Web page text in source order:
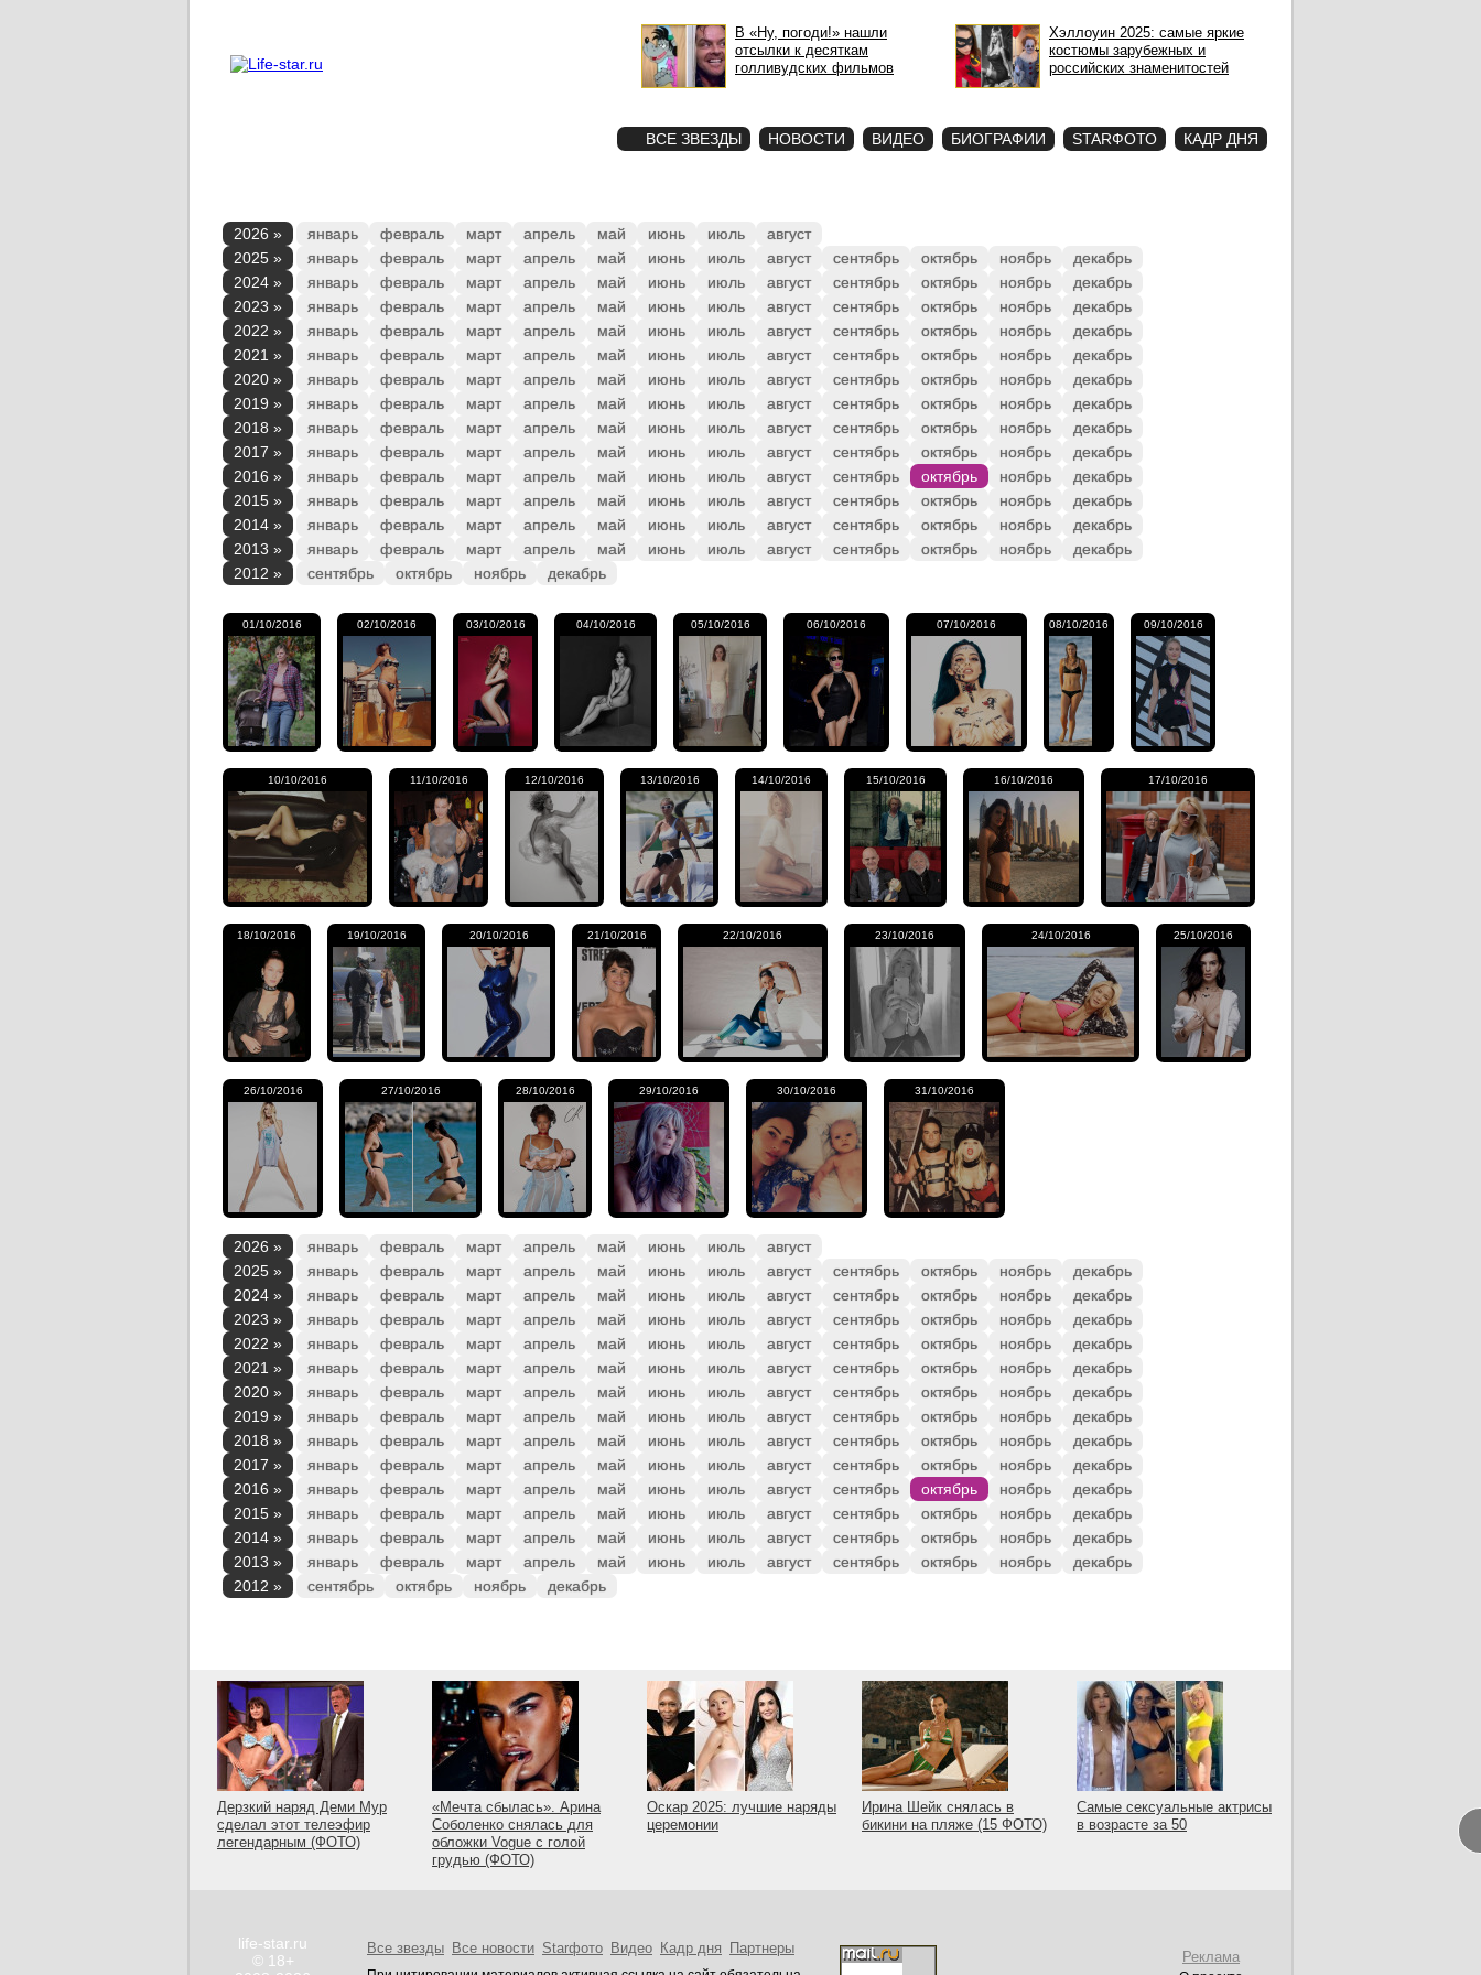
В «Ну, погоди!» нашли
отсылки к десяткам
голливудских фильмов
Хэллоуин 2025: самые яркие
костюмы зарубежных и
российских знаменитостей
ВСЕ ЗВЕЗДЫ НОВОСТИ ВИДЕО БИОГРАФИИ STARФОТО КАДР ДНЯ
2026 » январь февраль март апрель май июнь июль
август
2025 »
январь февраль март апрель май июнь июль август сентябрь октябрь ноябрь
декабрь
2024 »
январь февраль март апрель май июнь июль август сентябрь октябрь ноябрь
декабрь
2023 »
январь февраль март апрель май июнь июль август сентябрь октябрь ноябрь
декабрь
2022 »
январь февраль март апрель май июнь июль август сентябрь октябрь ноябрь
декабрь
2021 »
январь февраль март апрель май июнь июль август сентябрь октябрь ноябрь
декабрь
2020 »
январь февраль март апрель май июнь июль август сентябрь октябрь ноябрь
декабрь
2019 »
январь февраль март апрель май июнь июль август сентябрь октябрь ноябрь
декабрь
2018 »
январь февраль март апрель май июнь июль август сентябрь октябрь ноябрь
декабрь
2017 »
январь февраль март апрель май июнь июль август сентябрь октябрь ноябрь
декабрь
2016 »
январь февраль март апрель май июнь июль август сентябрь октябрь ноябрь
декабрь
2015 »
январь февраль март апрель май июнь июль август сентябрь октябрь ноябрь
декабрь
2014 »
январь февраль март апрель май июнь июль август сентябрь октябрь ноябрь
декабрь
2013 »
январь февраль март апрель май июнь июль август сентябрь октябрь ноябрь
декабрь
2012 »
сентябрь октябрь ноябрь декабрь
01/10/2016 02/10/2016 03/10/2016 04/10/2016 05/10/2016 06/10/2016 07/10/2016 08/10/2016 09/10/2016
10/10/2016 11/10/2016 12/10/2016 13/10/2016 14/10/2016 15/10/2016 16/10/2016 17/10/2016
18/10/2016 19/10/2016 20/10/2016 21/10/2016 22/10/2016 23/10/2016 24/10/2016 25/10/2016
26/10/2016 27/10/2016 28/10/2016 29/10/2016 30/10/2016 31/10/2016
2026 » январь февраль март апрель май июнь июль
август
2025 »
январь февраль март апрель май июнь июль август сентябрь октябрь ноябрь
декабрь
2024 »
январь февраль март апрель май июнь июль август сентябрь октябрь ноябрь
декабрь
2023 »
январь февраль март апрель май июнь июль август сентябрь октябрь ноябрь
декабрь
2022 »
январь февраль март апрель май июнь июль август сентябрь октябрь ноябрь
декабрь
2021 »
январь февраль март апрель май июнь июль август сентябрь октябрь ноябрь
декабрь
2020 »
январь февраль март апрель май июнь июль август сентябрь октябрь ноябрь
декабрь
2019 »
январь февраль март апрель май июнь июль август сентябрь октябрь ноябрь
декабрь
2018 »
январь февраль март апрель май июнь июль август сентябрь октябрь ноябрь
декабрь
2017 »
январь февраль март апрель май июнь июль август сентябрь октябрь ноябрь
декабрь
2016 »
январь февраль март апрель май июнь июль август сентябрь октябрь ноябрь
декабрь
2015 »
январь февраль март апрель май июнь июль август сентябрь октябрь ноябрь
декабрь
2014 »
январь февраль март апрель май июнь июль август сентябрь октябрь ноябрь
декабрь
2013 »
январь февраль март апрель май июнь июль август сентябрь октябрь ноябрь
декабрь
2012 »
сентябрь октябрь ноябрь декабрь
Дерзкий наряд Деми Мур
сделал этот телеэфир
легендарным (ФОТО)
«Мечта сбылась». Арина
Соболенко снялась для
обложки Vogue с голой
грудью (ФОТО)
Оскар 2025: лучшие наряды
церемонии
Ирина Шейк снялась в
бикини на пляже (15 ФОТО)
Самые сексуальные актрисы
в возрасте за 50
life-star.ru
© 18+
Все звезды Все новости Starфото Видео Кадр дня Партнеры
Реклама